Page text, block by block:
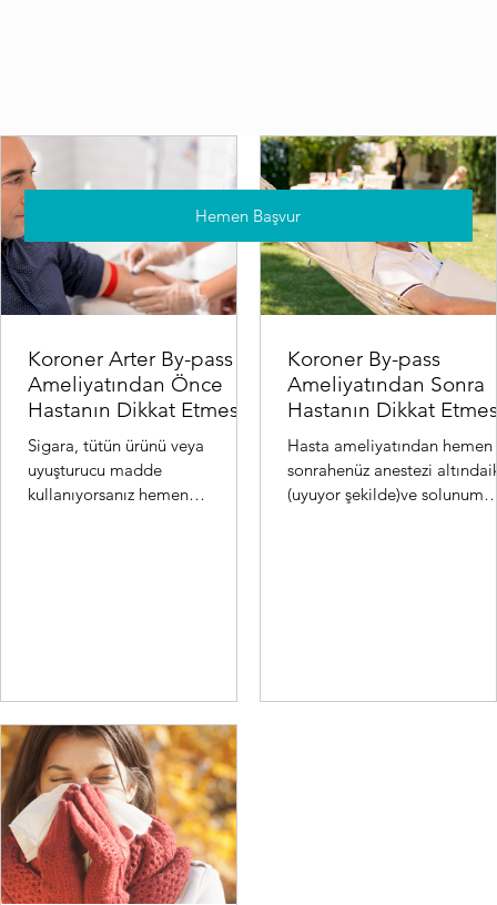
Koroner Arter By-pass
Ameliyatından Önce
Hastanın Dikkat Etmesi
Gereken Hususlar:
Sigara, tütün ürünü veya
uyuşturucu madde
kullanıyorsanız hemen
Koroner By-pass
Ameliyatından Sonra
Hastanın Dikkat
Gereken Hususlar:
Hasta ameliyatından hemen
sonrahenüz anestezi
(uyuyor şekilde)ve solunum
Hemen Başvur